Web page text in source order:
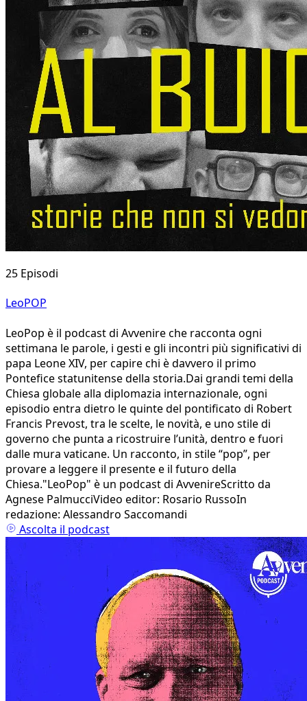
25 Episodi
LeoPOP
LeoPop è il podcast di Avvenire che racconta ogni
settimana le parole, i gesti e gli incontri più significativi di
papa Leone XIV, per capire chi è davvero il primo
Pontefice statunitense della storia.Dai grandi temi della
Chiesa globale alla diplomazia internazionale, ogni
episodio entra dietro le quinte del pontificato di Robert
Francis Prevost, tra le scelte, le novità, e uno stile di
governo che punta a ricostruire l’unità, dentro e fuori
dalle mura vaticane. Un racconto, in stile “pop”, per
provare a leggere il presente e il futuro della
Chiesa."LeoPop" è un podcast di AvvenireScritto da
Agnese PalmucciVideo editor: Rosario RussoIn
redazione: Alessandro Saccomandi
Ascolta il podcast